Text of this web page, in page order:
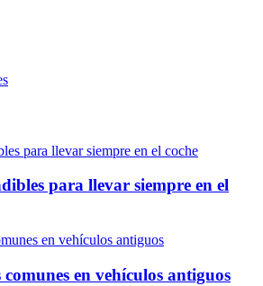
para llevar siempre en el
en vehículos antiguos